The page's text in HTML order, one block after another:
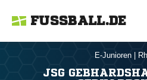
FUSSBALL.DE
E-Junioren
JSG